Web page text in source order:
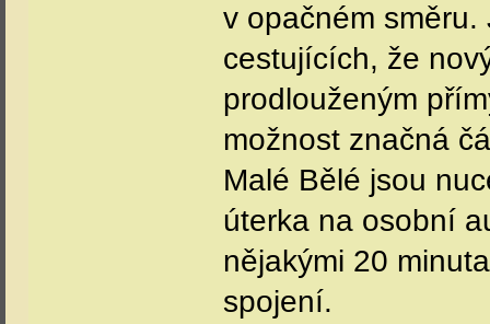
v opačném
cestujících, že
prodlouženým
možnost značná
Malé Bělé jsou
úterka na osobní
nějakými 20
spojení.